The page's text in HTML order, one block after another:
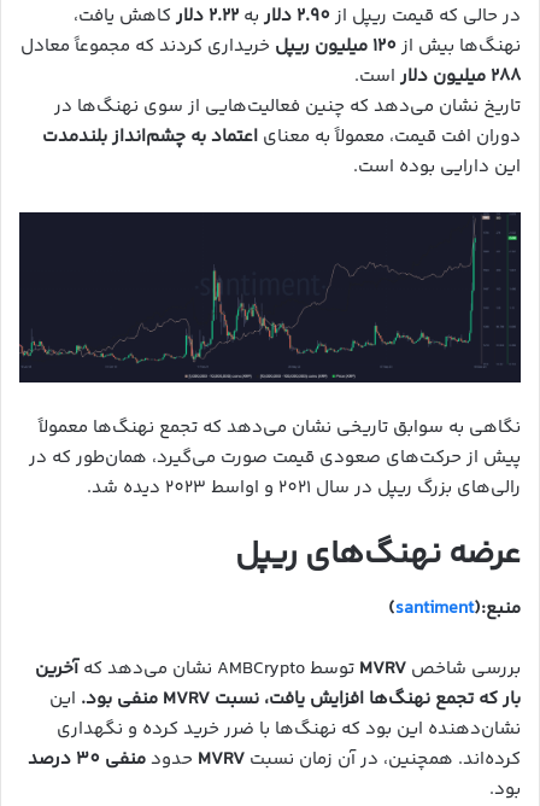
در حالی که قیمت ریپل از 2.90 دلار به 2.22 دلار
کاهش یافت،
نهنگ‌ها بیش از 120 میلیون ریپل
خریداری کردند که مجموعاً معادل
288 میلیون دلار
است.
تاریخ نشان می‌دهد که چنین فعالیت‌هایی از سوی نهنگ‌ها در
دوران افت قیمت، معمولاً به معنای اعتماد به چشم‌انداز بلندمدت
این دارایی بوده است.
نگاهی به سوابق تاریخی نشان می‌دهد که تجمع نهنگ‌ها معمولاً
پیش از حرکت‌های صعودی قیمت صورت می‌گیرد، همان‌طور که در
رالی‌های بزرگ ریپل در سال 2021 و اواسط 2023 دیده شد.
عرضه نهنگ‌های ریپل
منبع:(santiment
)
بررسی شاخص MVRV توسط AMBCrypto نشان می‌دهد که
آخرین
بار که تجمع نهنگ‌ها افزایش یافت، نسبت MVRV منفی بود.
این
نشان‌دهنده این بود که نهنگ‌ها با ضرر خرید کرده و نگهداری
کرده‌اند. همچنین، در آن زمان نسبت MVRV حدودمنفی 30 درصد
بود.